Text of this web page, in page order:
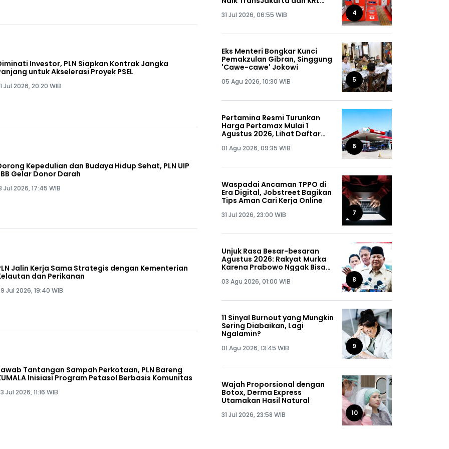
Investor, PLN Siapkan Kontrak Jangka
untuk Akselerasi Proyek PSEL
Jul 2026, 20:20 WIB
Kepedulian dan Budaya Hidup Sehat, PLN UIP
Gelar Donor Darah
Jul 2026, 17:45 WIB
Jalin Kerja Sama Strategis dengan Kementerian
dan Perikanan
Jul 2026, 19:40 WIB
Tantangan Sampah Perkotaan, PLN Bareng
Inisiasi Program Petasol Berbasis Komunitas
Jul 2026, 11:16 WIB
31 Jul 2026, 06:55 WIB 4
Eks Menteri Bongkar Kunci
Pemakzulan Gibran, Singgung
'Cawe-cawe' Jokowi
05 Agu 2026, 10:30 WIB 5
Pertamina Resmi Turunkan
Harga Pertamax Mulai 1
Agustus 2026, Lihat Daftar
01 Agu 2026, 09:35 WIB 6
Waspadai Ancaman TPPO di
Era Digital, Jobstreet Bagikan
Tips Aman Cari Kerja Online
31 Jul 2026, 23:00 WIB 7
Unjuk Rasa Besar-besaran
Agustus 2026: Rakyat Murka
Karena Prabowo Nggak Bisa
03 Agu 2026, 01:00 WIB 8
11 Sinyal Burnout yang Mungkin
Sering Diabaikan, Lagi
Ngalamin?
01 Agu 2026, 13:45 WIB 9
Wajah Proporsional dengan
Botox, Derma Express
Utamakan Hasil Natural
31 Jul 2026, 23:58 WIB 10